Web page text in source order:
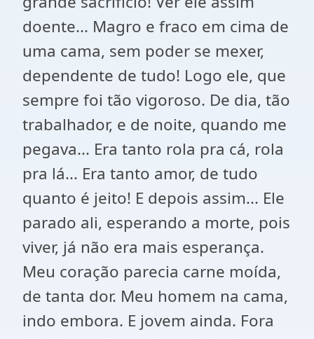
doente... Magro e fraco em cima de
uma cama, sem poder se mexer,
dependente de tudo! Logo ele, que
sempre foi tão vigoroso. De dia, tão
trabalhador, e de noite, quando me
pegava... Era tanto rola pra cá, rola
pra lá... Era tanto amor, de tudo
quanto é jeito! E depois assim... Ele
parado ali, esperando a morte, pois
viver, já não era mais esperança.
Meu coração parecia carne moída,
de tanta dor. Meu homem na cama,
indo embora. E jovem ainda. Fora